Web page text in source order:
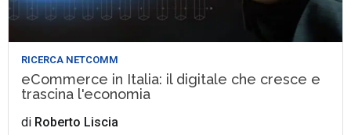
RICERCA NETCOMM
eCommerce in Italia: il digitale che cresce e
trascina l'economia
di Roberto Liscia